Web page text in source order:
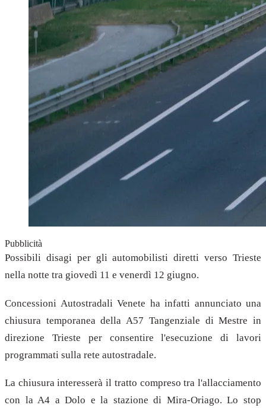
Pubblicità
Possibili disagi per gli automobilisti diretti verso Trieste
nella notte tra giovedì 11 e venerdì 12 giugno.
Concessioni Autostradali Venete ha infatti annunciato una
chiusura temporanea della A57 Tangenziale di Mestre in
direzione Trieste per consentire l'esecuzione di lavori
programmati sulla rete autostradale.
La chiusura interesserà il tratto compreso tra l'allacciamento
con la A4 a Dolo e la stazione di Mira-Oriago. Lo stop